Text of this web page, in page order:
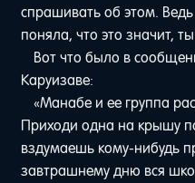
спрашивать об этом.
поняла, что это значит,
Вот что было в
Каруизаве:
«Манабе и ее группа
Приходи одна на крышу
вздумаешь кому-нибудь
завтрашнему дню вся